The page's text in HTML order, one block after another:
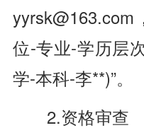
位-专业-学历层
学-本科-李**)”。
2.资格审查